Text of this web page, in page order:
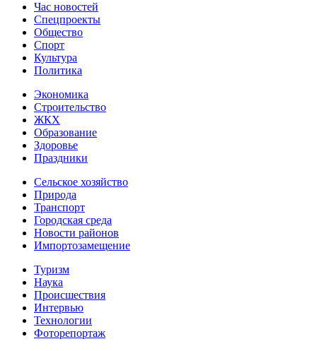
Час новостей
Спецпроекты
Общество
Спорт
Культура
Политика
Экономика
Строительство
ЖКХ
Образование
Здоровье
Праздники
Сельское хозяйство
Природа
Транспорт
Городская среда
Новости районов
Импортозамещение
Туризм
Наука
Происшествия
Интервью
Технологии
Фоторепортаж